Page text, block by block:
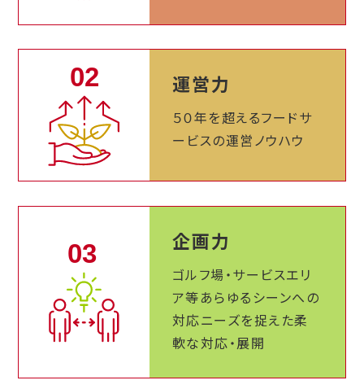
運営力
５０年を超えるフードサ
ービスの運営ノウハウ
企画力
ゴルフ場・サービスエリ
ア等あらゆるシーンへの
対応ニーズを捉えた柔
軟な対応・展開